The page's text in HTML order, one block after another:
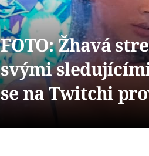
FOTO: Žhavá
svými
se na Twitchi